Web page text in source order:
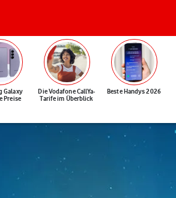
Galaxy
Preise
Die Vodafone CallYa-
Tarife im Überblick
Beste Handys 2026